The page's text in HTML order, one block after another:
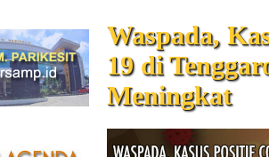
Waspada,
19 di
Meningkat